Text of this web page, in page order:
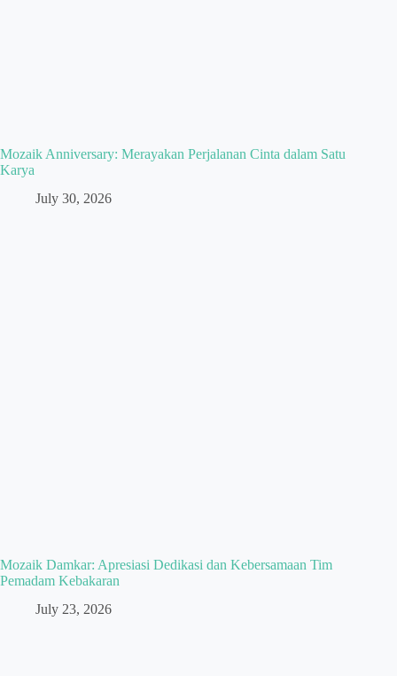
Mozaik Anniversary: Merayakan Perjalanan Cinta dalam Satu
Karya
July 30, 2026
Mozaik Damkar: Apresiasi Dedikasi dan Kebersamaan Tim
Pemadam Kebakaran
July 23, 2026